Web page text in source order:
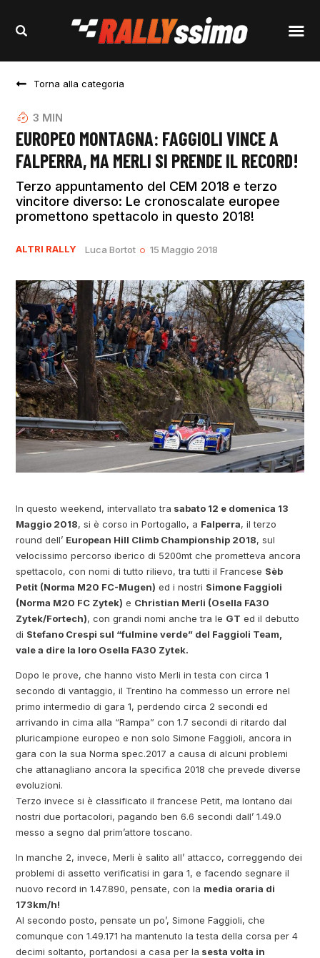
Torna alla categoria
3 MIN
EUROPEO MONTAGNA: FAGGIOLI VINCE A
FALPERRA, MA MERLI SI PRENDE IL RECORD!
Terzo appuntamento del CEM 2018 e terzo
vincitore diverso: Le cronoscalate europee
promettono spettacolo in questo 2018!
ALTRI RALLY Luca Bortot 15 Maggio 2018
In questo weekend, intervallato tra sabato 12 e domenica 13
Maggio 2018, si è corso in Portogallo, a Falperra, il terzo
round dell’ European Hill Climb Championship 2018, sul
velocissimo percorso iberico di 5200mt che prometteva ancora
spettacolo, con nomi di tutto rilievo, tra tutti il Francese Sèb
Petit (Norma M20 FC-Mugen) ed i nostri Simone Faggioli
(Norma M20 FC Zytek) e Christian Merli (Osella FA30
Zytek/Fortech), con grandi nomi anche tra le GT ed il debutto
di Stefano Crespi sul “fulmine verde” del Faggioli Team,
vale a dire la loro Osella FA30 Zytek.
Dopo le prove, che hanno visto Merli in testa con circa 1
secondo di vantaggio, il Trentino ha commesso un errore nel
primo intermedio di gara 1, perdendo circa 2 secondi ed
arrivando in cima alla “Rampa” con 1.7 secondi di ritardo dal
pluricampione europeo e non solo Simone Faggioli, ancora in
gara con la sua Norma spec.2017 a causa di alcuni problemi
che attanagliano ancora la specifica 2018 che prevede diverse
evoluzioni.
Terzo invece si è classificato il francese Petit, ma lontano dai
nostri due portacolori, pagando ben 6.6 secondi dall’ 1.49.0
messo a segno dal prim’attore toscano.
In manche 2, invece, Merli è salito all’ attacco, correggendo dei
problemi di assetto verificatisi in gara 1, e facendo segnare il
nuovo record in 1.47.890, pensate, con la media oraria di
173km/h!
Al secondo posto, pensate un po’, Simone Faggioli, che
comunque con 1.49.171 ha mantenuto la testa della corsa per 4
decimi soltanto, portandosi a casa per la sesta volta in